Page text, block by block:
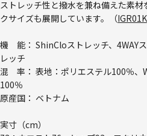
ストレッチ性と撥水を兼ね備えた素
クサイズも展開しています。（IGR01K
機 能： ShinCloストレッチ、4WAY
レッチ
混 率： 表地：ポリエステル100％、
100％
原産国： ベトナム
実寸（cm）